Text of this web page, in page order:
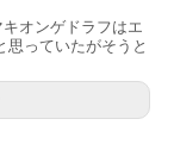
オンゲドラフはエ
思っていたがそうと